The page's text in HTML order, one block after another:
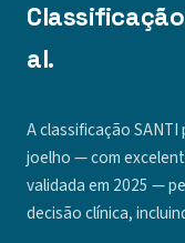
al.
A classificação
joelho — com
validada em 2025 —
decisão clínica,